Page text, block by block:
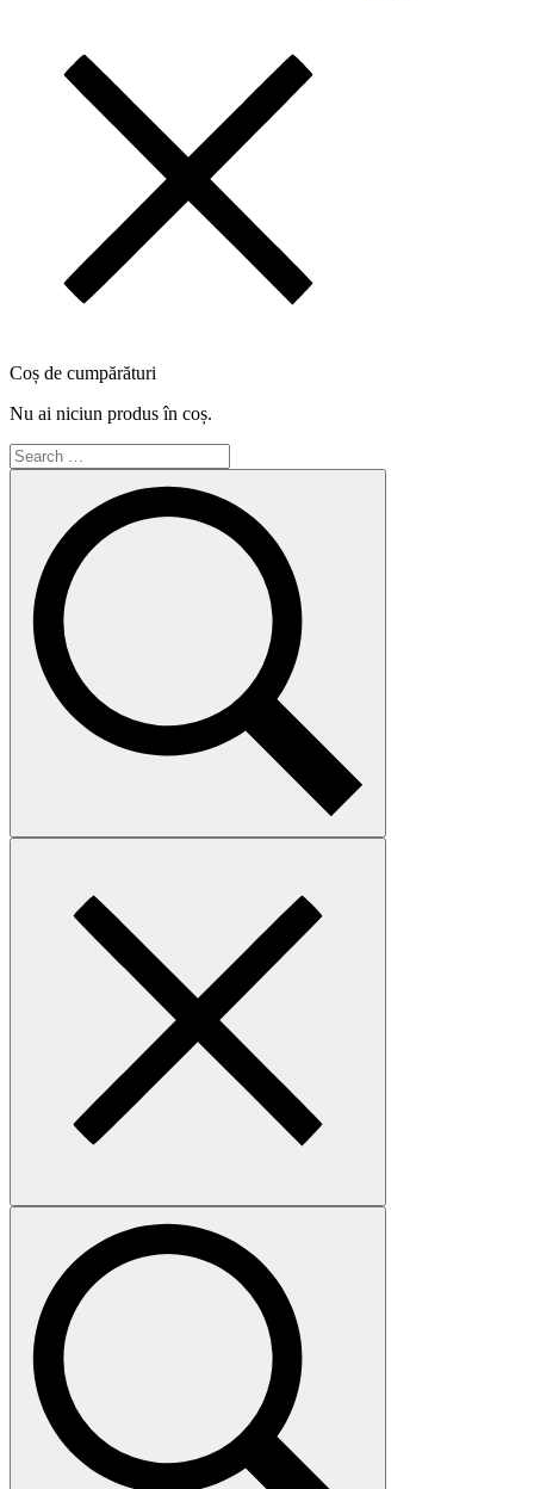
Coș de cumpărături
Nu ai niciun produs în coș.